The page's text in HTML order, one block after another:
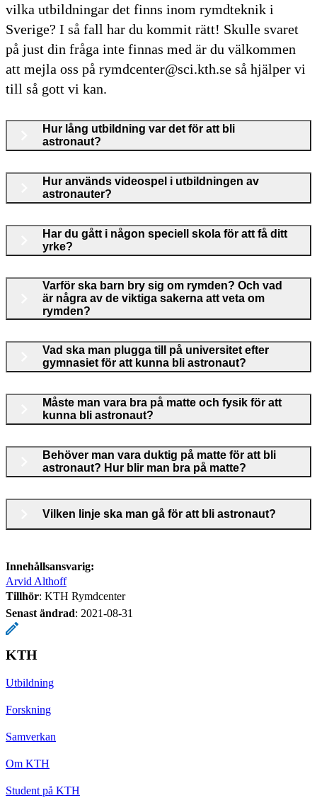
vilka utbildningar det finns inom rymdteknik i
Sverige? I så fall har du kommit rätt! Skulle svaret
på just din fråga inte finnas med är du välkommen
att mejla oss på rymdcenter@sci.kth.se så hjälper vi
till så gott vi kan.
Hur lång utbildning var det för att bli
astronaut?
Hur används videospel i utbildningen av
astronauter?
Har du gått i någon speciell skola för att få ditt
yrke?
Varför ska barn bry sig om rymden? Och vad
är några av de viktiga sakerna att veta om
rymden?
Vad ska man plugga till på universitet efter
gymnasiet för att kunna bli astronaut?
Måste man vara bra på matte och fysik för att
kunna bli astronaut?
Behöver man vara duktig på matte för att bli
astronaut? Hur blir man bra på matte?
Vilken linje ska man gå för att bli astronaut?
Innehållsansvarig:
Arvid Althoff
Tillhör: KTH Rymdcenter
Senast ändrad: 2021-08-31
KTH
Utbildning
Forskning
Samverkan
Om KTH
Student på KTH